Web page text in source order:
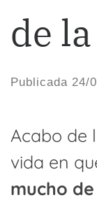
de
Publicada 24/
Acabo de
vida en
mucho